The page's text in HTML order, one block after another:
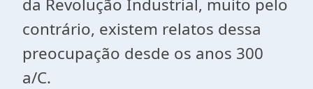
da Revolução Industrial, muito pelo
contrário, existem relatos dessa
preocupação desde os anos 300
a/C.